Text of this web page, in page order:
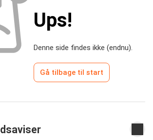
Ups!
Denne side findes ikke (endnu).
Gå tilbage til start